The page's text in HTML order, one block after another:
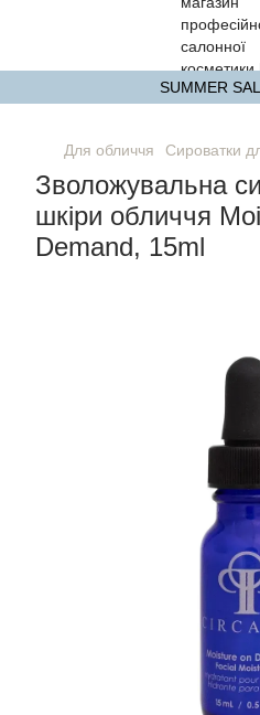
SUMMER
Для обличчя Сироватки
Зволожувальна
шкіри обличчя
Demand, 15ml